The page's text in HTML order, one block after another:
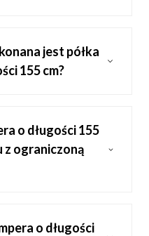
jest półka
155 cm?
o długości 155
z ograniczoną
o długości